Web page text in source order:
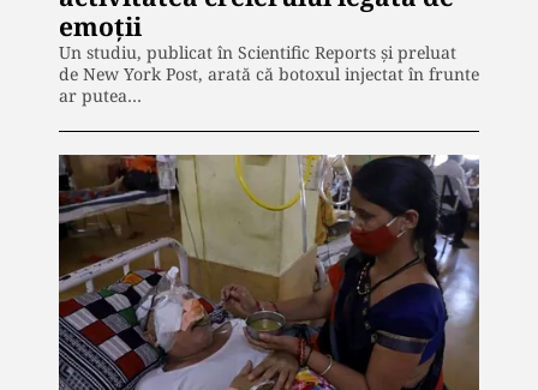
emoții
Un studiu, publicat în Scientific Reports și preluat
de New York Post, arată că botoxul injectat în frunte
ar putea…